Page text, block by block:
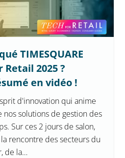
TIMESQUARE
Retail 2025 ?
en vidéo !
d'innovation qui anime
solutions de gestion des
Sur ces 2 jours de salon,
rencontre des secteurs du
de la…